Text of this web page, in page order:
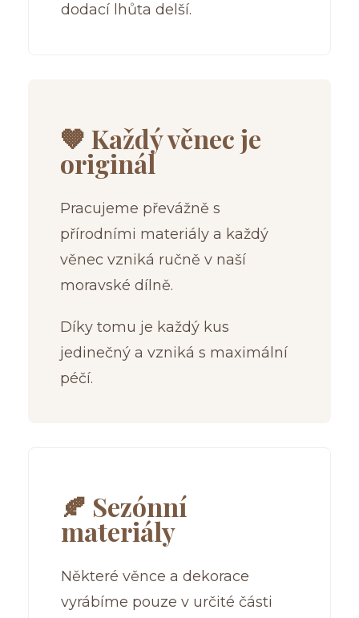
dodací lhůta delší.
🤎 Každý věnec je
originál
Pracujeme převážně s
přírodními materiály a každý
věnec vzniká ručně v naší
moravské dílně.
Díky tomu je každý kus
jedinečný a vzniká s maximální
péčí.
🍂 Sezónní
materiály
Některé věnce a dekorace
vyrábíme pouze v určité části